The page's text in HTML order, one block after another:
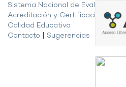
Sistema Nacional de Evaluación,
Acreditación y Certificación de la
Calidad Educativa
Contacto
Sugerencias